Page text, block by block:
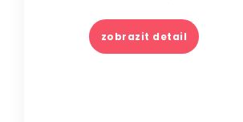
zobrazit detail